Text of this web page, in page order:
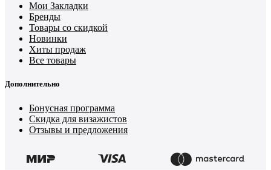
Мои Закладки
Бренды
Товары со скидкой
Новинки
Хиты продаж
Все товары
Дополнительно
Бонусная программа
Скидка для визажистов
Отзывы и предложения